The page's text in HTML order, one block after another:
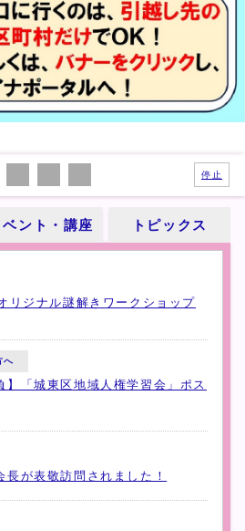
停止
ベント・講座 トピックス
ジナル謎解きワークショップ
へ
】「城東区地域人権学習会」ポス
が表敬訪問されました！